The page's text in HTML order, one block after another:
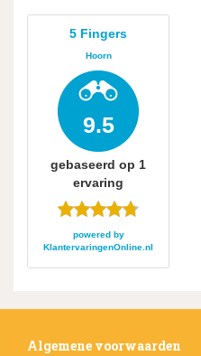
5 Fingers
Hoorn
9.5
gebaseerd op 1
ervaring
powered by
KlantervaringenOnline.nl
Algemene voorwaarden